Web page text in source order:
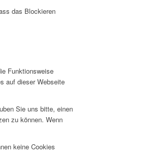
das Blockieren
Funktionsweise
auf dieser Webseite
Sie uns bitte, einen
zu können. Wenn
keine Cookies